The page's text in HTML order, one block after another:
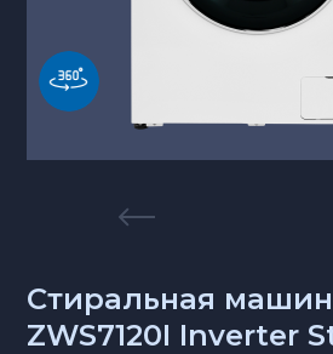
Стиральная
ZWS7120I Inverter